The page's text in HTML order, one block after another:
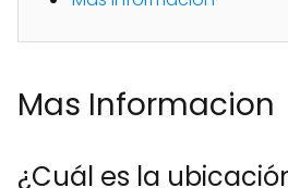
Mas Informacion
¿Cuál es la